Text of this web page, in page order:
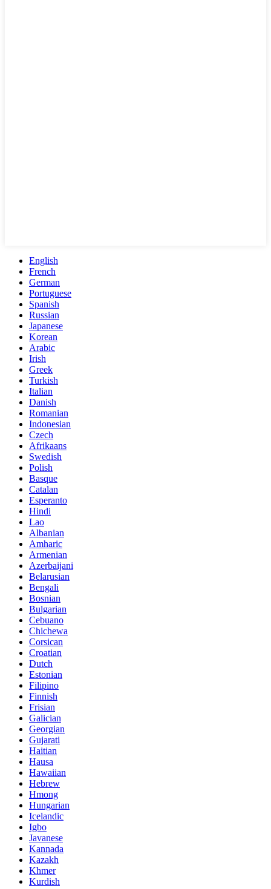
English
French
German
Portuguese
Spanish
Russian
Japanese
Korean
Arabic
Irish
Greek
Turkish
Italian
Danish
Romanian
Indonesian
Czech
Afrikaans
Swedish
Polish
Basque
Catalan
Esperanto
Hindi
Lao
Albanian
Amharic
Armenian
Azerbaijani
Belarusian
Bengali
Bosnian
Bulgarian
Cebuano
Chichewa
Corsican
Croatian
Dutch
Estonian
Filipino
Finnish
Frisian
Galician
Georgian
Gujarati
Haitian
Hausa
Hawaiian
Hebrew
Hmong
Hungarian
Icelandic
Igbo
Javanese
Kannada
Kazakh
Khmer
Kurdish